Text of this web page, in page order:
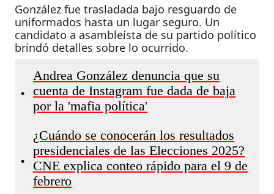
González fue trasladada bajo resguardo de
uniformados hasta un lugar seguro. Un
candidato a asambleísta de su partido político
brindó detalles sobre lo ocurrido.
•
Andrea González denuncia que su
cuenta de Instagram fue dada de baja
por la 'mafia política'
•
¿Cuándo se conocerán los resultados
presidenciales de las Elecciones 2025?
CNE explica conteo rápido para el 9 de
febrero